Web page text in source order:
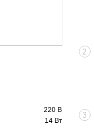
220 В
14 Вт
2
3